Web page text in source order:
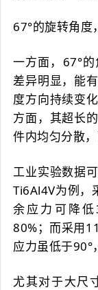
67°的旋转角度
一方面，67°
差异明显，能
度方向持续变
方面，其超长
件内均匀分散，
工业实验数据
Ti6Al4V为例，
余应力可降
80%；而采用
应力虽低于90°
尤其对于大尺